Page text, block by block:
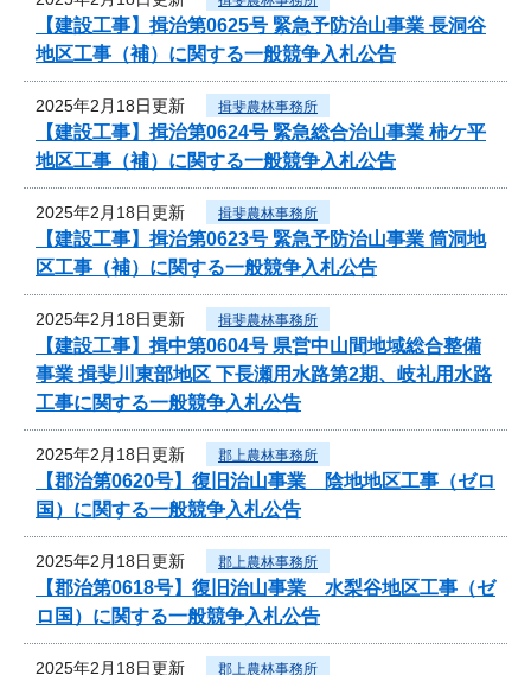
【建設工事】揖治第0625号 緊急予防治山事業 長洞谷
地区工事（補）に関する一般競争入札公告
2025年2月18日更新 揖斐農林事務所
【建設工事】揖治第0624号 緊急総合治山事業 柿ケ平
地区工事（補）に関する一般競争入札公告
2025年2月18日更新 揖斐農林事務所
【建設工事】揖治第0623号 緊急予防治山事業 筒洞地
区工事（補）に関する一般競争入札公告
2025年2月18日更新 揖斐農林事務所
【建設工事】揖中第0604号 県営中山間地域総合整備
事業 揖斐川東部地区 下長瀬用水路第2期、岐礼用水路
工事に関する一般競争入札公告
2025年2月18日更新 郡上農林事務所
【郡治第0620号】復旧治山事業 陰地地区工事（ゼロ
国）に関する一般競争入札公告
2025年2月18日更新 郡上農林事務所
【郡治第0618号】復旧治山事業 水梨谷地区工事（ゼ
ロ国）に関する一般競争入札公告
2025年2月18日更新 郡上農林事務所